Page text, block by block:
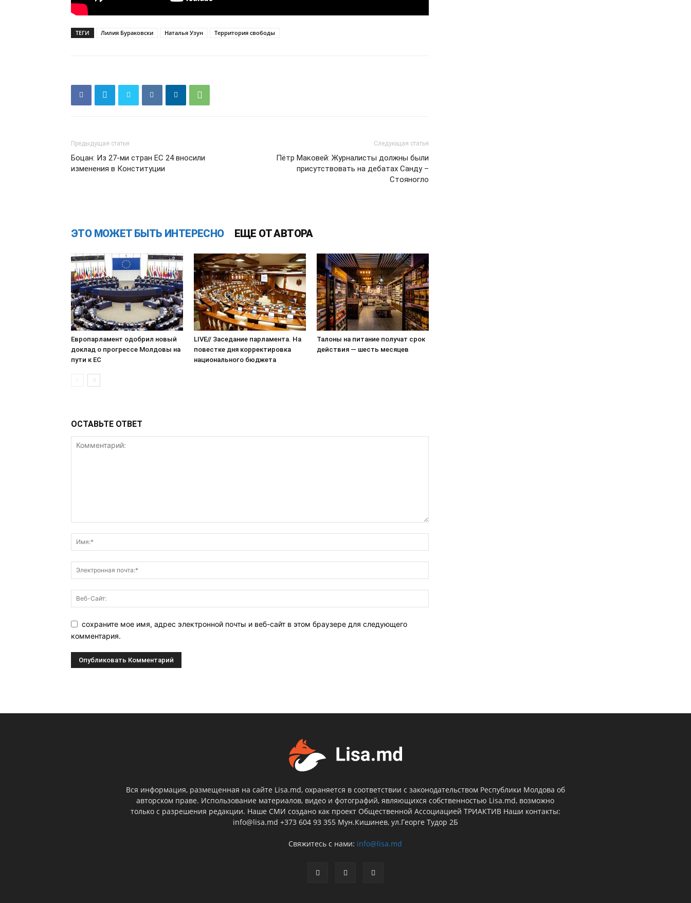
ТЕГИ Лилия Бураковски Наталья Узун Территория свободы
Предыдущая статья
Боцан: Из 27-ми стран ЕС 24 вносили
изменения в Конституции
Следующая статья
Пётр Маковей: Журналисты должны были
присутствовать на дебатах Санду –
Стояногло
ЭТО МОЖЕТ БЫТЬ ИНТЕРЕСНО ЕЩЕ ОТ АВТОРА
Европарламент одобрил новый
доклад о прогрессе Молдовы на
пути к ЕС
LIVE// Заседание парламента. На
повестке дня корректировка
национального бюджета
Талоны на питание получат срок
действия — шесть месяцев
ОСТАВЬТЕ ОТВЕТ
сохраните мое имя, адрес электронной почты и веб-сайт в этом браузере для следующего
комментария.
Вся информация, размещенная на сайте Lisa.md, охраняется в соответствии с законодательством Республики Молдова об
авторском праве. Использование материалов, видео и фотографий, являющихся собственностью Lisa.md, возможно
только с разрешения редакции. Наше СМИ создано как проект Общественной Ассоциацией ТРИАКТИВ Наши контакты:
info@lisa.md +373 604 93 355 Мун.Кишинев, ул.Георге Тудор 2Б
Свяжитесь с нами: info@lisa.md